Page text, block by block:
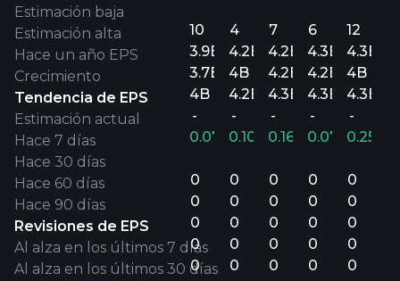
Estimación baja
Estimación alta
Hace un año EPS
Crecimiento
Tendencia de EPS
Estimación actual
Hace 7 días
Hace 30 días
Hace 60 días
Hace 90 días
Revisiones de EPS
Al alza en los últimos 7 días
Al alza en los últimos 30 días
10
3.9B
3.7B
4B
-
0.07%
0
0
0
0
0
4
4.2B
4B
4.2B
-
0.10%
0
0
0
0
0
7
4.2B
4.2B
4.3B
-
0.16%
0
0
0
0
0
6
4.3B
4.2B
4.3B
-
0.07%
0
0
0
0
0
12
4.3B
4B
4.3B
-
0.25%
0
0
0
0
0